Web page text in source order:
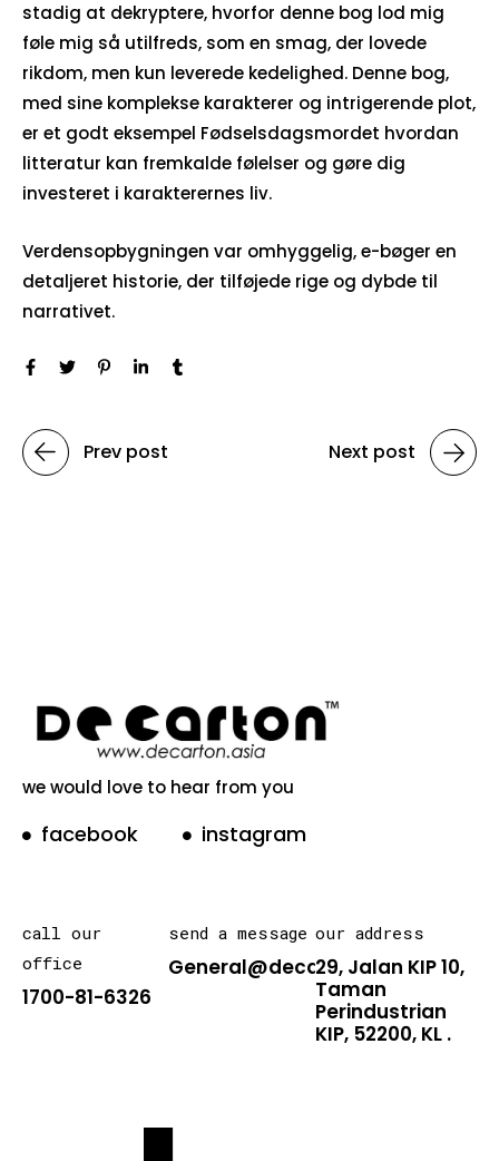
stadig at dekryptere, hvorfor denne bog lod mig
føle mig så utilfreds, som en smag, der lovede
rikdom, men kun leverede kedelighed. Denne bog,
med sine komplekse karakterer og intrigerende plot,
er et godt eksempel Fødselsdagsmordet hvordan
litteratur kan fremkalde følelser og gøre dig
investeret i karakterernes liv.
Verdensopbygningen var omhyggelig, e-bøger en
detaljeret historie, der tilføjede rige og dybde til
narrativet.
Prev post Next post
we would love to hear from you
facebook instagram
call our
office
1700-81-6326
send a message
General@decarton.asia
our address
29, Jalan KIP 10,
Taman
Perindustrian
KIP, 52200, KL .